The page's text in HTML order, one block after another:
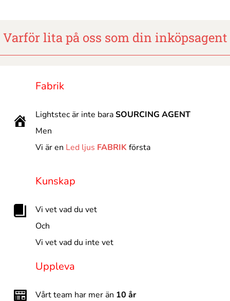
Varför lita på oss som din inköpsagent
Fabrik
Lightstec är inte baraSOURCING AGENT
Men
Vi är en Led ljus FABRIK första
Kunskap
Vi vet vad du vet
Och
Vi vet vad du inte vet
Uppleva
Vårt team har mer än 10 år